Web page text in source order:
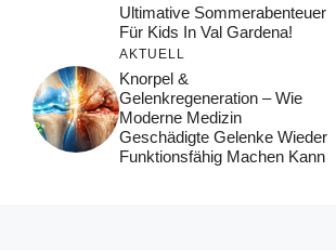
Ultimative Sommerabenteuer
Für Kids In Val Gardena!
AKTUELL
Knorpel &
Gelenkregeneration – Wie
Moderne Medizin
Geschädigte Gelenke Wieder
Funktionsfähig Machen Kann